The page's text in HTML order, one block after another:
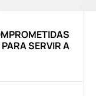
SERVIR A